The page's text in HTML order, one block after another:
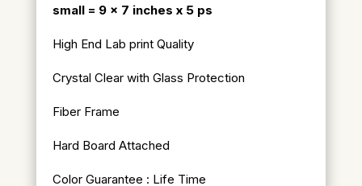
small = 9 x 7 inches x 5 ps
High End Lab print Quality
Crystal Clear with Glass Protection
Fiber Frame
Hard Board Attached
Color Guarantee : Life Time